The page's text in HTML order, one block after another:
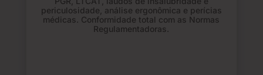
periculosidade, análise ergonômica e perícias
médicas. Conformidade total com as Normas
Regulamentadoras.